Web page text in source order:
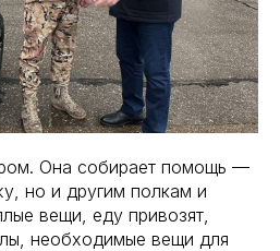
Она собирает помощь —
но и другим полкам и
вещи, еду привозят,
необходимые вещи для